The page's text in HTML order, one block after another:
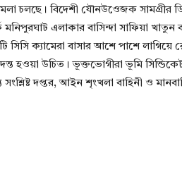
চলছে। বিদেশী যৌনউওেজক সামগ্রীর
এলাকার বাসিন্দা সাফিয়া খাতুন
সিসি ক্যামেরা বাসার আশে পাশে
হওয়া উচিত। ভূক্তভোগীরা ভূমি
দপ্তর, আইন শৃংখলা বাহিনী ও